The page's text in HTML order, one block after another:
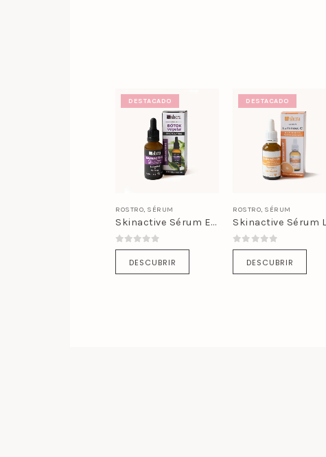
DESTACADO
ROSTRO, SÉRUM
Skinactive Sérum Efecto Lifting
0out of 5
DESCUBRIR
DESTACADO
ROSTRO, SÉRUM
0out of 5
DESCUBRIR